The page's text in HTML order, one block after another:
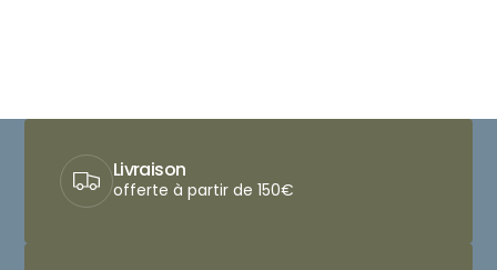
Livraison
offerte à partir de 150€